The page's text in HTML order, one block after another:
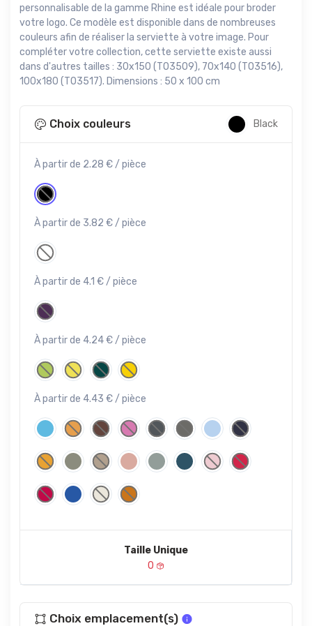
personnalisable de la gamme Rhine est idéale pour broder
votre logo. Ce modèle est disponible dans de nombreuses
couleurs afin de réaliser la serviette à votre image. Pour
compléter votre collection, cette serviette existe aussi
dans d'autres tailles : 30x150 (TO3509), 70x140 (TO3516),
100x180 (TO3517). Dimensions : 50 x 100 cm
Choix couleurs Black
À partir de 2.28 € / pièce
À partir de 3.82 € / pièce
À partir de 4.1 € / pièce
À partir de 4.24 € / pièce
À partir de 4.43 € / pièce
Taille Unique
0
Choix emplacement(s)